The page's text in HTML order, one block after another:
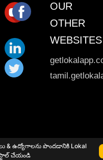
& ఉద్యోగాలను పొందడానికి Lokal
చేయండి
OUR
OTHER
WEBSITES
This material may not be published, transmitted, rewritten or redistributed. © 2020 Lokal App. All